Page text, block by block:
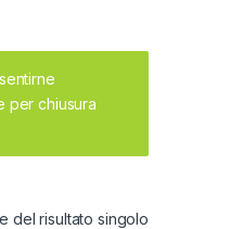
per chiusura
del risultato singolo